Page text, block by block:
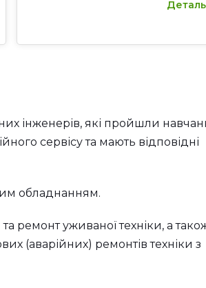
інженерів, які пройшли
сервісу та мають відповідні
обладнанням.
ремонт уживаної техніки, а
(аварійних) ремонтів техніки з